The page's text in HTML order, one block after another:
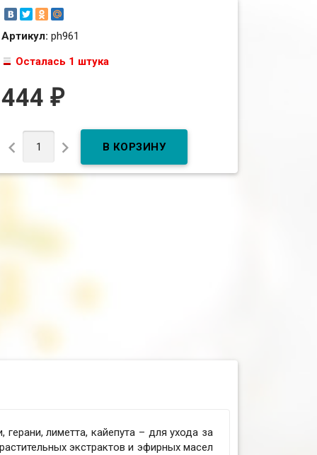
Артикул:ph961
Осталась 1 штука
444₽
 
лиметта, кайепута – для ухода за
экстрактов и эфирных масел